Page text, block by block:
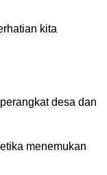
kita
desa dan
menemukan